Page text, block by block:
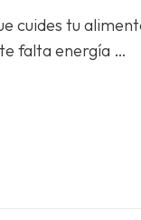
Café
Sculpt
Black
cuides tu
falta energía …